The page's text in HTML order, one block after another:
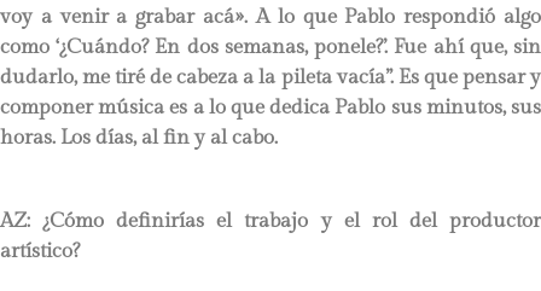
voy a venir a grabar acá». A lo que Pablo respondió algo
como ‘¿Cuándo? En dos semanas, ponele?’. Fue ahí que, sin
dudarlo, me tiré de cabeza a la pileta vacía”. Es que pensar y
componer música es a lo que dedica Pablo sus minutos, sus
horas. Los días, al fin y al cabo.
AZ: ¿Cómo definirías el trabajo y el rol del productor
artístico?